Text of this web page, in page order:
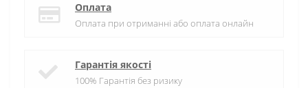
Оплата
Оплата при отриманні або оплата онлайн
Гарантія якості
100% Гарантія без ризику